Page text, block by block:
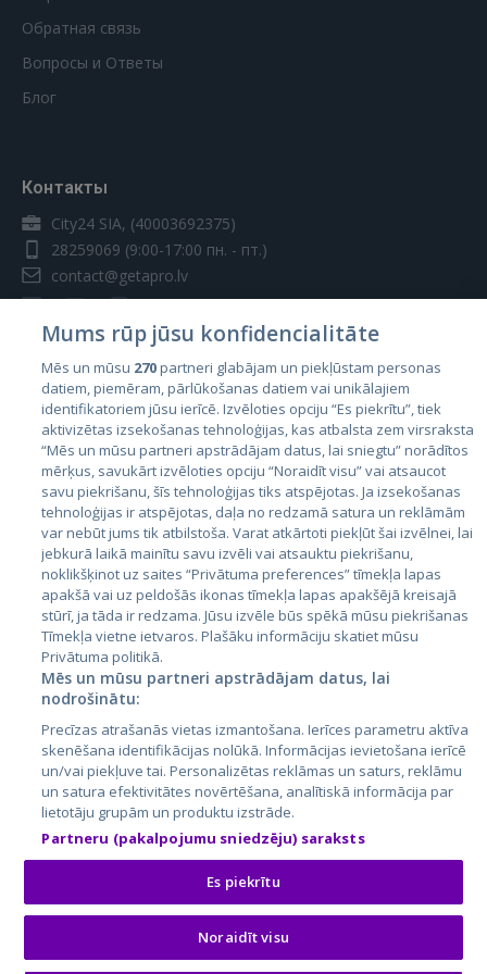
Обратная связь
Вопросы и Ответы
Блог
Контакты
City24 SIA, (40003692375)
28259069 (9:00-17:00 пн. - пт.)
contact@getapro.lv
Страны
Эстония
Латвия
Литва
City24.lv
City24.ee
GetaPro.lv
GetaPro.ee
Skelbiu.lt
Autoplius.lt
Aruodas.lt
Kainos.lt
Paslaugos.lt
auto24.ee
KV.ee
Osta.ee
KuldneBörs.ee
Mums rūp jūsu konfidencialitāte
Mēs un mūsu 270partneri glabājam un piekļūstam personas
datiem, piemēram, pārlūkošanas datiem vai unikālajiem
identifikatoriem jūsu ierīcē. Izvēloties opciju “Es piekrītu”, tiek
aktivizētas izsekošanas tehnoloģijas, kas atbalsta zem virsraksta
“Mēs un mūsu partneri apstrādājam datus, lai sniegtu” norādītos
mērķus, savukārt izvēloties opciju “Noraidīt visu” vai atsaucot
savu piekrišanu, šīs tehnoloģijas tiks atspējotas. Ja izsekošanas
tehnoloģijas ir atspējotas, daļa no redzamā satura un reklāmām
var nebūt jums tik atbilstoša. Varat atkārtoti piekļūt šai izvēlnei, lai
jebkurā laikā mainītu savu izvēli vai atsauktu piekrišanu,
noklikšķinot uz saites “Privātuma preferences” tīmekļa lapas
apakšā vai uz peldošās ikonas tīmekļa lapas apakšējā kreisajā
stūrī, ja tāda ir redzama. Jūsu izvēle būs spēkā mūsu piekrišanas
Tīmekļa vietne ietvaros. Plašāku informāciju skatiet mūsu
Privātuma politikā.
Mēs un mūsu partneri apstrādājam datus, lai
nodrošinātu:
Precīzas atrašanās vietas izmantošana. Ierīces parametru aktīva
skenēšana identifikācijas nolūkā. Informācijas ievietošana ierīcē
un/vai piekļuve tai. Personalizētas reklāmas un saturs, reklāmu
un satura efektivitātes novērtēšana, analītiskā informācija par
lietotāju grupām un produktu izstrāde.
Partneru (pakalpojumu sniedzēju) saraksts
Es piekrītu
Noraidīt visu